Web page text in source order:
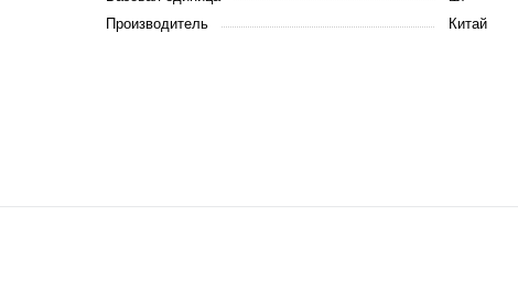
Производитель
Китай